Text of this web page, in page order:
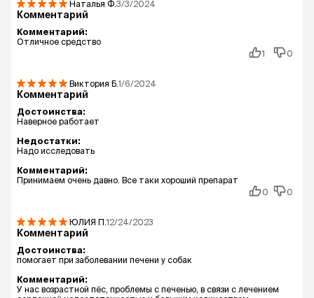
Наталья Ф. 3/3/2024
Комментарий
Комментарий:
Отличное средство
1
0
Виктория Б.1/6/2024
Комментарий
Достоинства:
Наверное работает
Недостатки:
Надо исследовать
Комментарий:
Принимаем очень давно. Все таки хороший препарат
0
0
ЮЛИЯ П.12/24/2023
Комментарий
Достоинства:
помогает при заболевании печени у собак
Комментарий:
У нас возрастной пёс, проблемы с печенью, в связи с лечением